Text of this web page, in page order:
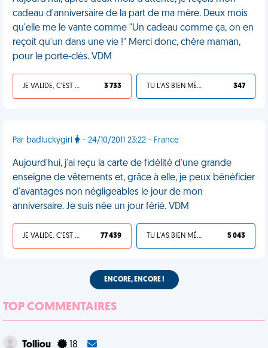
cadeau d'anniversaire de la part de ma mère. Deux mois
qu'elle me le vante comme "Un cadeau comme ça, on en
reçoit qu'un dans une vie !" Merci donc, chère maman,
pour le porte-clés. VDM
JE VALIDE, C'EST UNE VDM 3 733 TU L'AS BIEN MÉRITÉ 347
Par badluckygirl - 24/10/2011 23:22 - France
Aujourd'hui, j'ai reçu la carte de fidélité d'une grande
enseigne de vêtements et, grâce à elle, je peux bénéficier
d'avantages non négligeables le jour de mon
anniversaire. Je suis née un jour férié. VDM
JE VALIDE, C'EST UNE VDM 77 439 TU L'AS BIEN MÉRITÉ 5 043
ENCORE, ENCORE !
TOP COMMENTAIRES
Tolliou 18